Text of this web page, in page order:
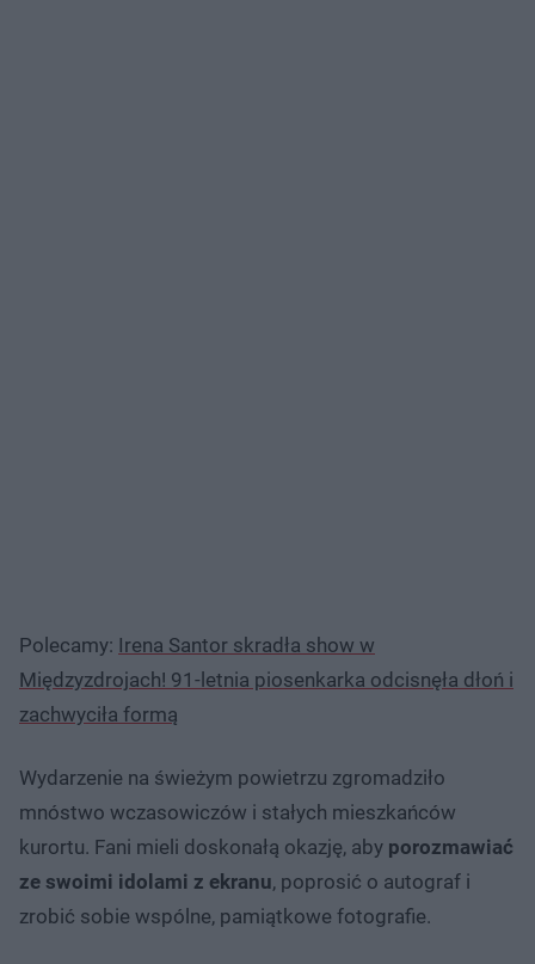
Polecamy: Irena Santor skradła show w
Międzyzdrojach! 91-letnia piosenkarka odcisnęła dłoń i
zachwyciła formą
Wydarzenie na świeżym powietrzu zgromadziło
mnóstwo wczasowiczów i stałych mieszkańców
kurortu. Fani mieli doskonałą okazję, aby porozmawiać
ze swoimi idolami z ekranu, poprosić o autograf i
zrobić sobie wspólne, pamiątkowe fotografie.